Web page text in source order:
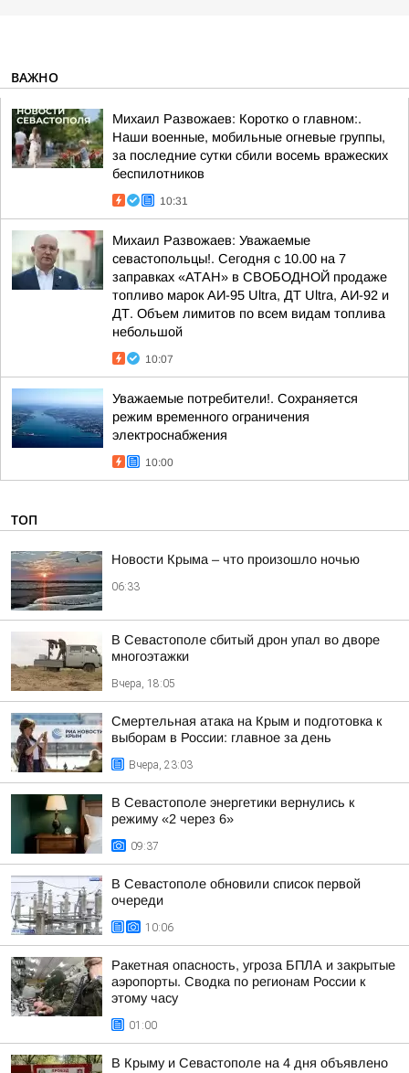
ВАЖНО
Михаил Развожаев: Коротко о главном:.
Наши военные, мобильные огневые группы,
за последние сутки сбили восемь вражеских
беспилотников
10:31
Михаил Развожаев: Уважаемые
севастопольцы!. Сегодня с 10.00 на 7
заправках «АТАН» в СВОБОДНОЙ продаже
топливо марок АИ-95 Ultra, ДТ Ultra, АИ-92 и
ДТ. Объем лимитов по всем видам топлива
небольшой
10:07
Уважаемые потребители!. Сохраняется
режим временного ограничения
электроснабжения
10:00
ТОП
Новости Крыма – что произошло ночью
06:33
В Севастополе сбитый дрон упал во дворе
многоэтажки
Вчера, 18:05
Смертельная атака на Крым и подготовка к
выборам в России: главное за день
Вчера, 23:03
В Севастополе энергетики вернулись к
режиму «2 через 6»
09:37
В Севастополе обновили список первой
очереди
10:06
Ракетная опасность, угроза БПЛА и закрытые
аэропорты. Сводка по регионам России к
этому часу
01:00
В Крыму и Севастополе на 4 дня объявлено